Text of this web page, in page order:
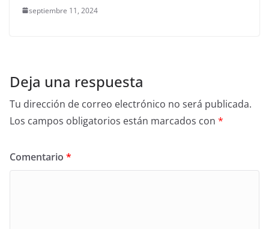
septiembre 11, 2024
Deja una respuesta
Tu dirección de correo electrónico no será publicada.
Los campos obligatorios están marcados con *
Comentario *